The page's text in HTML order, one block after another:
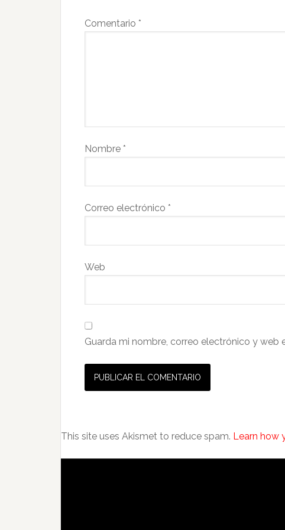
Comentario *
Nombre *
Correo electrónico *
Web
Guarda mi nombre, correo electrónico y
This site uses Akismet to reduce spam. Learn how